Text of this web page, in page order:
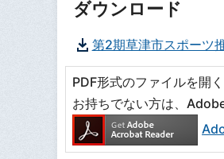
ダウンロード
第2期草津市スポーツ
PDF形式のファイルを開
お持ちでない方は、